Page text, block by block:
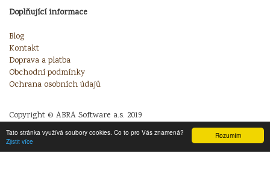
Rozumím
Tato stránka využívá soubory cookies. Co to pro Vás znamená?
Zjistit více
Doplňující informace
Blog
Kontakt
Doprava a platba
Obchodní podmínky
Ochrana osobních údajů
Copyright © ABRA Software a.s. 2019